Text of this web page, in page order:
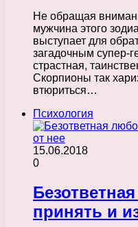
Не обращая
мужчина этого
выступает для
загадочным супер-
страстная,
Скорпионы так
втюриться…
Психология
15.06.2018
0
принять и